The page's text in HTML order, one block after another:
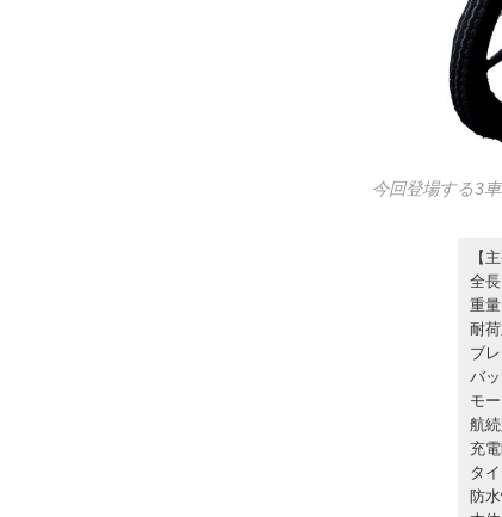
今回登場する3
【
全
ブ
バ
タ